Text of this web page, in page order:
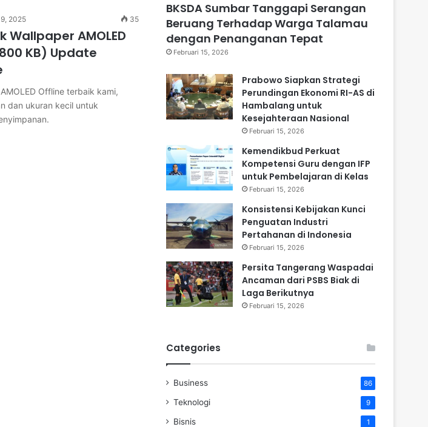
2025 35
Wallpaper AMOLED
KB) Update
Offline terbaik kami,
dan ukuran kecil untuk
BKSDA Sumbar Tanggapi Serangan
Beruang Terhadap Warga Talamau
dengan Penanganan Tepat
Februari 15, 2026
Prabowo Siapkan Strategi
Perundingan Ekonomi RI-AS di
Hambalang untuk
Kesejahteraan Nasional
Februari 15, 2026
Kemendikbud Perkuat
Kompetensi Guru dengan IFP
untuk Pembelajaran di Kelas
Februari 15, 2026
Konsistensi Kebijakan Kunci
Penguatan Industri
Pertahanan di Indonesia
Februari 15, 2026
Persita Tangerang Waspadai
Ancaman dari PSBS Biak di
Laga Berikutnya
Februari 15, 2026
Categories
Business 86
Teknologi 9
Bisnis 1